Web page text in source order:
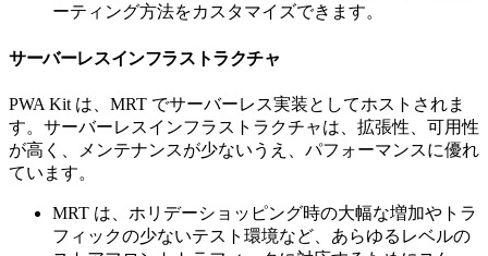
ーティング方法をカスタマイズできます。
サーバーレスインフラストラクチャ
PWA Kit は、MRT でサーバーレス実装としてホストされま
す。サーバーレスインフラストラクチャは、拡張性、可用性
が高く、メンテナンスが少ないうえ、パフォーマンスに優れ
ています。
MRT は、ホリデーショッピング時の大幅な増加やトラ
フィックの少ないテスト環境など、あらゆるレベルの